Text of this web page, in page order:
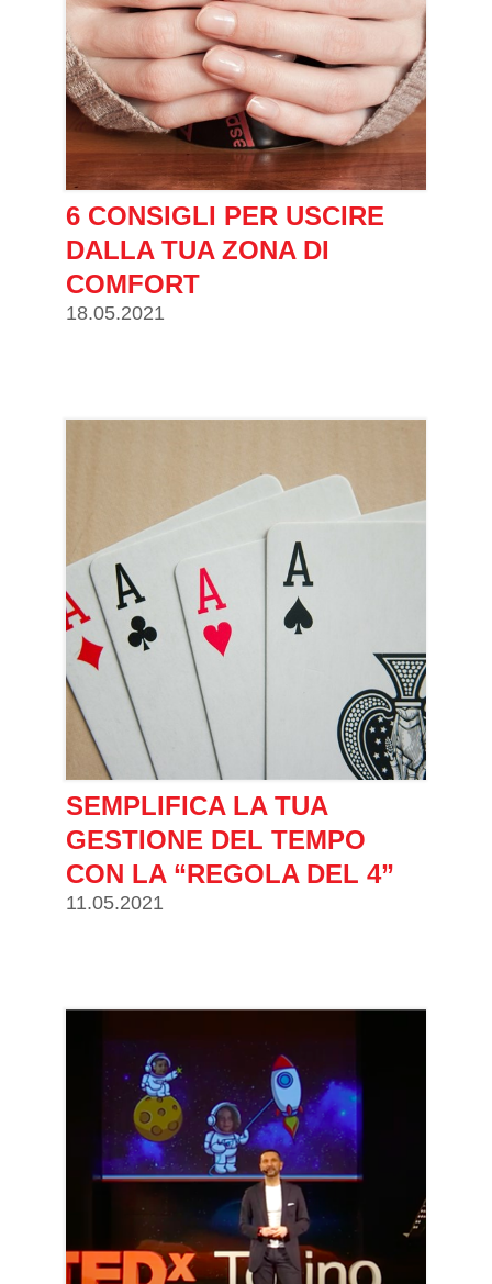
6 CONSIGLI PER USCIRE
DALLA TUA ZONA DI
COMFORT
18.05.2021
SEMPLIFICA LA TUA
GESTIONE DEL TEMPO
CON LA “REGOLA DEL 4”
11.05.2021